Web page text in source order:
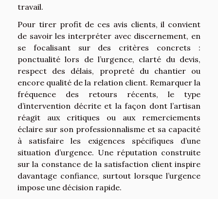
travail.
Pour tirer profit de ces avis clients, il convient
de savoir les interpréter avec discernement, en
se focalisant sur des critères concrets :
ponctualité lors de l’urgence, clarté du devis,
respect des délais, propreté du chantier ou
encore qualité de la relation client. Remarquer la
fréquence des retours récents, le type
d’intervention décrite et la façon dont l’artisan
réagit aux critiques ou aux remerciements
éclaire sur son professionnalisme et sa capacité
à satisfaire les exigences spécifiques d’une
situation d’urgence. Une réputation construite
sur la constance de la satisfaction client inspire
davantage confiance, surtout lorsque l’urgence
impose une décision rapide.